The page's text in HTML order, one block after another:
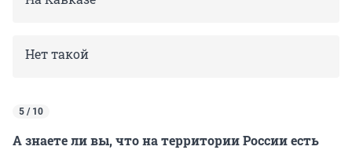
Нет такой
5 / 10
А знаете ли вы, что на территории России есть